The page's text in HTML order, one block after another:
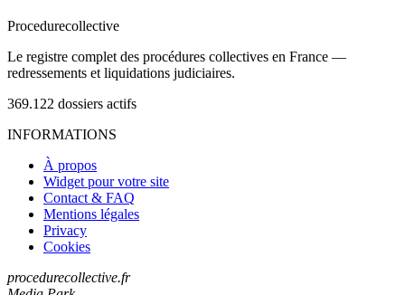
Procedurecollective
Le registre complet des procédures collectives en France —
redressements et liquidations judiciaires.
369.122 dossiers actifs
INFORMATIONS
À propos
Widget pour votre site
Contact & FAQ
Mentions légales
Privacy
Cookies
procedurecollective.fr